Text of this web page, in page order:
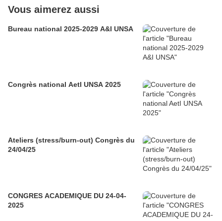
Vous aimerez aussi
Bureau national 2025-2029 A&I UNSA
Congrès national AetI UNSA 2025
Ateliers (stress/burn-out) Congrès du
24/04/25
CONGRES ACADEMIQUE DU 24-04-
2025